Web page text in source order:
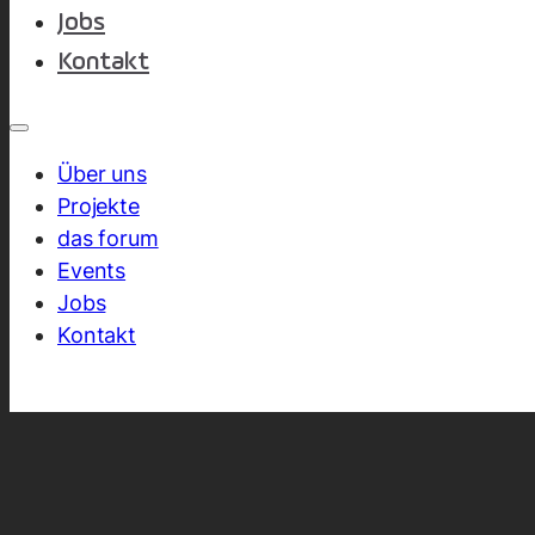
Jobs
Kontakt
Über uns
Projekte
das forum
Events
Jobs
Kontakt